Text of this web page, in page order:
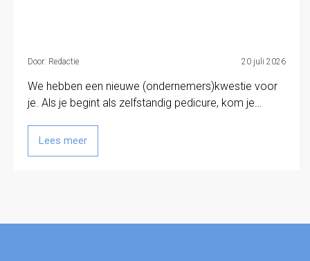
Door: Redactie 20 juli 2026
We hebben een nieuwe (ondernemers)kwestie voor
je. Als je begint als zelfstandig pedicure, kom je…
Lees meer